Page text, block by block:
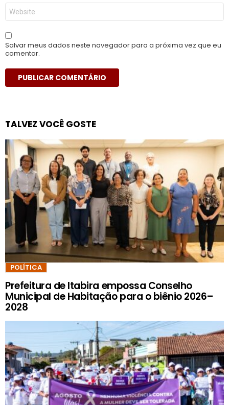
Site
Salvar meus dados neste navegador para a próxima vez que eu
comentar.
TALVEZ VOCÊ GOSTE
POLÍTICA
Prefeitura de Itabira empossa Conselho
Municipal de Habitação para o biênio 2026–
2028